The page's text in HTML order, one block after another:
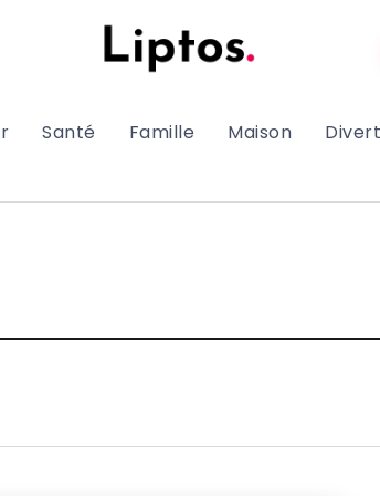
Santé Famille Maison